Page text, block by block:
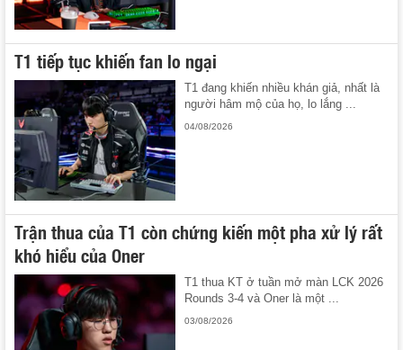
T1 tiếp tục khiến fan lo ngại
T1 đang khiến nhiều khán giả, nhất là
người hâm mộ của họ, lo lắng ...
04/08/2026
Trận thua của T1 còn chứng kiến một pha xử lý rất
khó hiểu của Oner
T1 thua KT ở tuần mở màn LCK 2026
Rounds 3-4 và Oner là một ...
03/08/2026